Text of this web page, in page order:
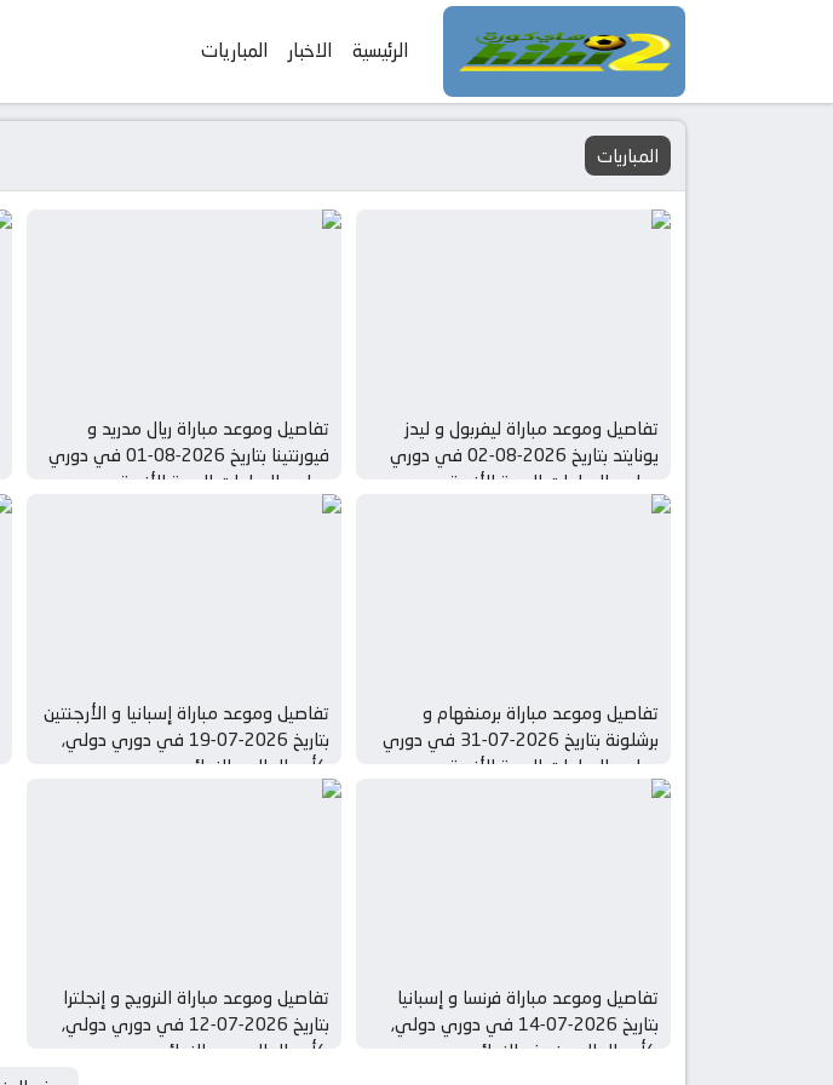
الرئيسية الاخبار المباريات
المباريات
تفاصيل وموعد مباراة ليفربول و ليدز
يونايتد بتاريخ 2026-08-02 في دوري
دولي, المباريات الودية للأندية
تفاصيل وموعد مباراة ريال مدريد و
فيورنتينا بتاريخ 2026-08-01 في دوري
دولي, المباريات الودية للأندية
تفاصيل وموعد مباراة برمنغهام و
برشلونة بتاريخ 2026-07-31 في دوري
دولي, المباريات الودية للأندية
تفاصيل وموعد مباراة إسبانيا و الأرجنتين
بتاريخ 2026-07-19 في دوري دولي,
كأس العالم – النهائي
تفاصيل وموعد مباراة فرنسا و إسبانيا
بتاريخ 2026-07-14 في دوري دولي,
كأس العالم – نصف النهائي
تفاصيل وموعد مباراة النرويج و إنجلترا
بتاريخ 2026-07-12 في دوري دولي,
كأس العالم – ربع النهائي